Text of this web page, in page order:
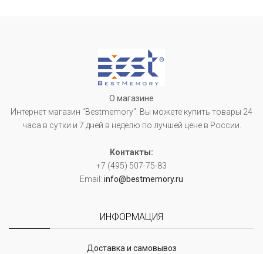
О магазине
Интернет магазин "Bestmemory". Вы можете купить товары 24
часа в сутки и 7 дней в неделю по лучшей цене в России.
Контакты:
+7 (495) 507-75-83
Email: info@bestmemory.ru
ИНФОРМАЦИЯ
Доставка и самовывоз